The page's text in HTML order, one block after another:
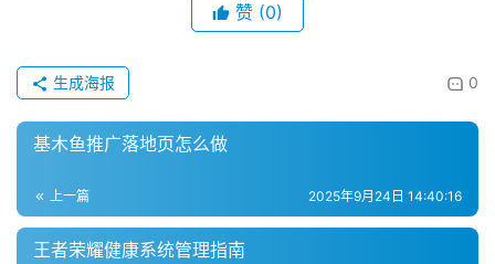
递
类
赞 (0)
0
生成海报
基木鱼推广落地页怎么做
上一篇 2025年9月24日 14:40:16
王者荣耀健康系统管理指南